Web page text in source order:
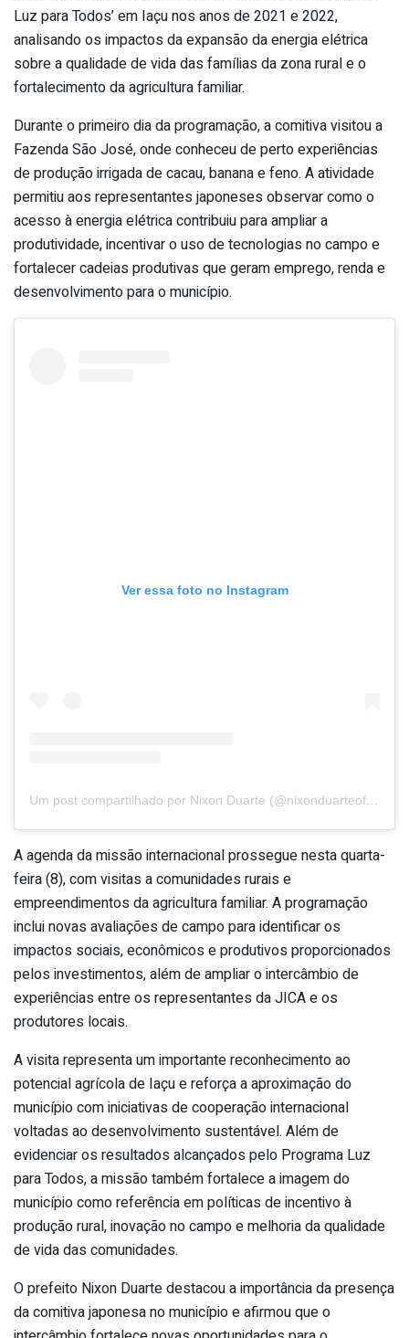
Luz para Todos’ em Iaçu nos anos de 2021 e 2022,
analisando os impactos da expansão da energia elétrica
sobre a qualidade de vida das famílias da zona rural e o
fortalecimento da agricultura familiar.
Durante o primeiro dia da programação, a comitiva visitou a
Fazenda São José, onde conheceu de perto experiências
de produção irrigada de cacau, banana e feno. A atividade
permitiu aos representantes japoneses observar como o
acesso à energia elétrica contribuiu para ampliar a
produtividade, incentivar o uso de tecnologias no campo e
fortalecer cadeias produtivas que geram emprego, renda e
desenvolvimento para o município.
Ver essa foto no Instagram
Um post compartilhado por Nixon Duarte (@nixonduarteoficial)
A agenda da missão internacional prossegue nesta quarta-
feira (8), com visitas a comunidades rurais e
empreendimentos da agricultura familiar. A programação
inclui novas avaliações de campo para identificar os
impactos sociais, econômicos e produtivos proporcionados
pelos investimentos, além de ampliar o intercâmbio de
experiências entre os representantes da JICA e os
produtores locais.
A visita representa um importante reconhecimento ao
potencial agrícola de Iaçu e reforça a aproximação do
município com iniciativas de cooperação internacional
voltadas ao desenvolvimento sustentável. Além de
evidenciar os resultados alcançados pelo Programa Luz
para Todos, a missão também fortalece a imagem do
município como referência em políticas de incentivo à
produção rural, inovação no campo e melhoria da qualidade
de vida das comunidades.
O prefeito Nixon Duarte destacou a importância da presença
da comitiva japonesa no município e afirmou que o